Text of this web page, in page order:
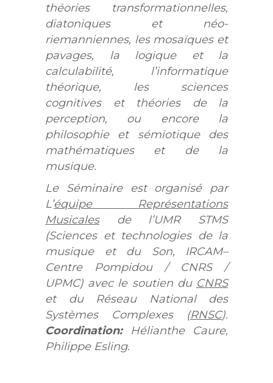
théories transformationnelles,
diatoniques et néo-
riemanniennes, les mosaïques et
pavages, la logique et la
calculabilité, l’informatique
théorique, les sciences
cognitives et théories de la
perception, ou encore la
philosophie et sémiotique des
mathématiques et de la
musique.
Le Séminaire est organisé par
L’équipe Représentations
Musicalesde l’UMR STMS
(Sciences et technologies de la
musique et du Son, IRCAM–
Centre Pompidou / CNRS /
UPMC) avec le soutien du CNRS
et du Réseau National des
Systèmes Complexes (RNSC).
Coordination:Hélianthe Caure,
Philippe Esling.